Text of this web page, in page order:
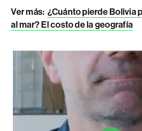
Ver más: ¿Cuánto pierde Bolivia
al mar? El costo de la geografía